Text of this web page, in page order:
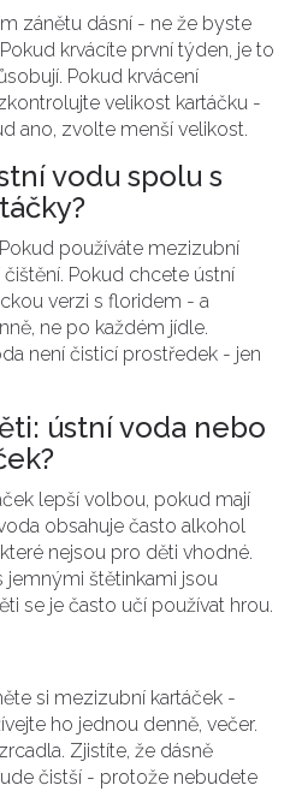
zánětu dásní - ne že byste
krvácíte první týden, je to
Pokud krvácení
velikost kartáčku -
ano, zvolte menší velikost.
vodu spolu s
používáte mezizubní
Pokud chcete ústní
verzi s floridem - a
ne po každém jídle.
není čisticí prostředek - jen
ústní voda nebo
lepší volbou, pokud mají
obsahuje často alkohol
nejsou pro děti vhodné.
jemnými štětinkami jsou
se je často učí používat hrou.
si mezizubní kartáček -
ho jednou denně, večer.
Zjistíte, že dásně
čistší - protože nebudete